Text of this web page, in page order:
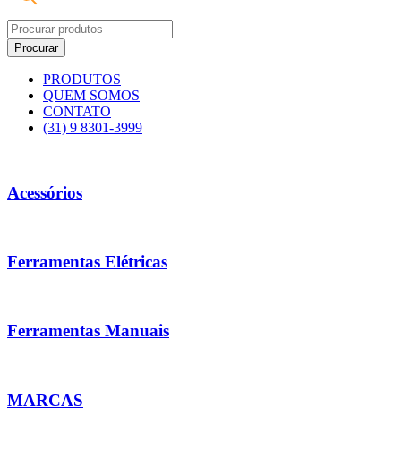
PRODUTOS
QUEM SOMOS
CONTATO
(31) 9 8301-3999
Acessórios
Ferramentas Elétricas
Ferramentas Manuais
MARCAS